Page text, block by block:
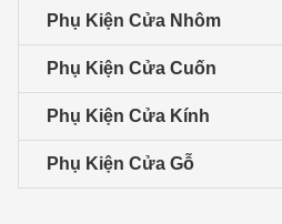
Phụ Kiện Cửa Nhôm
Phụ Kiện Cửa Cuốn
Phụ Kiện Cửa Kính
Phụ Kiện Cửa Gỗ